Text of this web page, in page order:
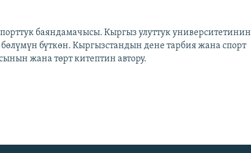
баяндамачысы. Кыргыз улуттук университетинин
бүткөн. Кыргызстандын дене тарбия жана спорт
жана төрт китептин автору.